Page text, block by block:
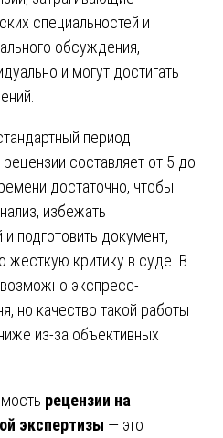
специальностей и
обсуждения,
и могут достигать
период
составляет от 5 до
достаточно, чтобы
избежать
подготовить документ,
критику в суде. В
экспресс-
но качество такой работы
из-за объективных
рецензии на
экспертизы — это